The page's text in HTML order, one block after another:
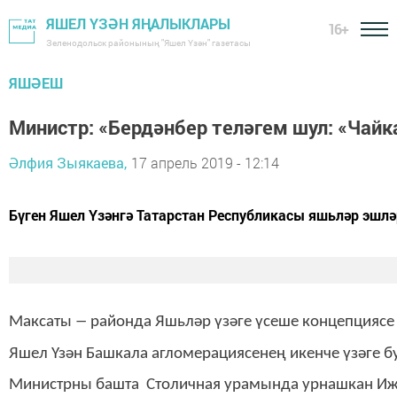
ЯШЕЛ ҮЗӘН ЯҢАЛЫКЛАРЫ
Зеленодольск районының "Яшел Үзән" газетасы
16+
ЯШӘЕШ
Министр: «Бердәнбер теләгем шул:
Әлфия Зыякаева, 17 апрель 2019 - 12:14
Бүген Яшел Үзәнгә Татарстан Республикасы яшьләр
Максаты — районда Яшьләр үзәге үсеше
Яшел Үзән Башкала агломерациясенең икенче
Министрны башта Столичная урамында урнашкан